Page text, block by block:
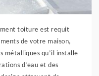
toiture est requit
de votre maison,
métalliques qu’il installe
d’eau et des